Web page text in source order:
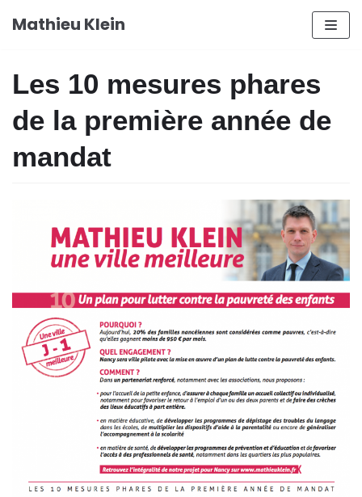
Aller
Mathieu Klein
Les 10 mesures phares
de la première année de
mandat